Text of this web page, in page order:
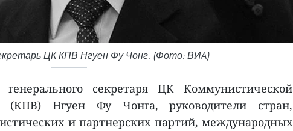
ЦК КПВ Нгуен Фу Чонг. (Фото: ВИA)
секретаря ЦК Коммунистической
(КПВ) Нгуен Фу Чонга, руководители стран,
и партнерских партий, международных